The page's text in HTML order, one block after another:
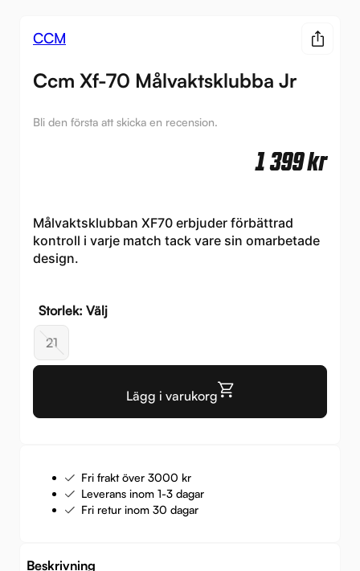
CCM
Ccm Xf-70 Målvaktsklubba Jr
Bli den första att skicka en recension.
1 399kr
Målvaktsklubban XF70 erbjuder förbättrad
kontroll i varje match tack vare sin omarbetade
design.
Storlek: Välj
21
Lägg i varukorg
Fri frakt över 3000 kr
Leverans inom 1-3 dagar
Fri retur inom 30 dagar
Beskrivning